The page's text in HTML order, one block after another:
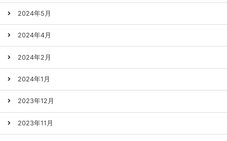
2024年5月
2024年4月
2024年2月
2024年1月
2023年12月
2023年11月